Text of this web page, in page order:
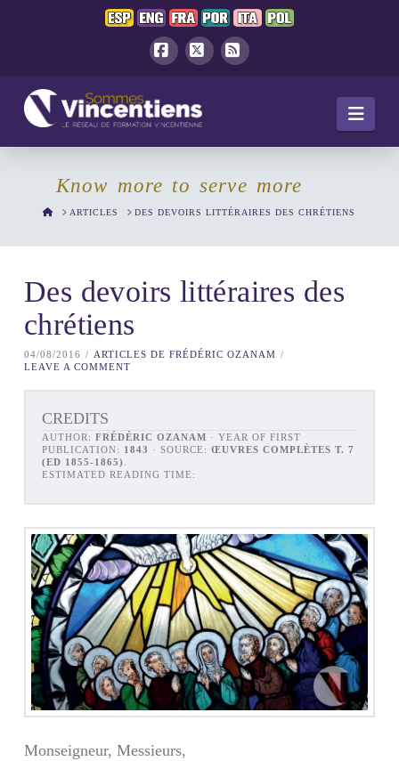
Know more to serve more
HOMEARTICLES DES DEVOIRS LITTÉRAIRES DES CHRÉTIENS
Des devoirs littéraires des
chrétiens
04/08/2016
ARTICLES DE FRÉDÉRIC OZANAM
LEAVE A COMMENT
CREDITS
AUTHOR: FRÉDÉRIC OZANAM
PUBLICATION: 1843 · SOURCE: ŒUVRES COMPLÈTES T. 7
(ED 1855-1865)
ESTIMATED READING TIME:
Monseigneur, Messieurs,